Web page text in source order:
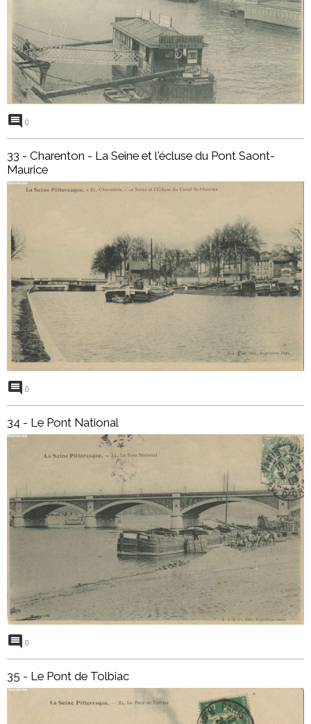
0
33 - Charenton - La Seine et l'écluse du Pont Saont-
Maurice
0
34 - Le Pont National
0
35 - Le Pont de Tolbiac